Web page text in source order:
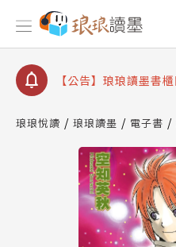
【公告】因 Readmoo
停部分閱讀服務
【公告】琅琅讀墨數
【公告】琅琅讀墨書
請圖文教學
查詢
【公告】因
停部分閱讀服務
琅琅悅讀 琅琅讀墨 電子書